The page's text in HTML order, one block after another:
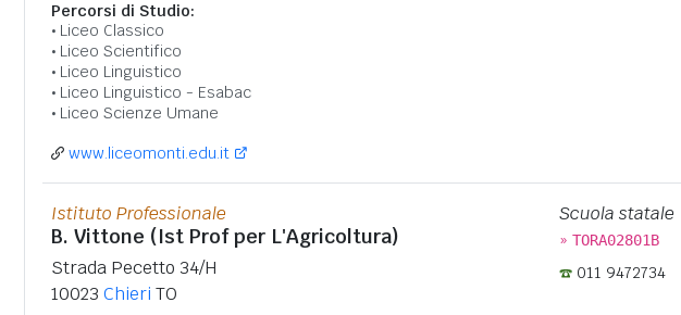
Percorsi di Studio:
Liceo Classico
Liceo Scientifico
Liceo Linguistico
Liceo Linguistico - Esabac
Liceo Scienze Umane
www.liceomonti.edu.it
Istituto Professionale
B. Vittone (Ist Prof per L'Agricoltura)
Strada Pecetto 34/H
10023 Chieri TO
Scuola statale
» TORA02801B
011 9472734